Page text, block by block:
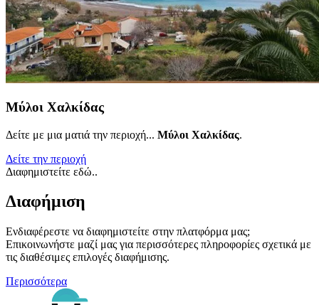
Μύλοι Χαλκίδας
Δείτε με μια ματιά την περιοχή... Μύλοι Χαλκίδας.
Δείτε την περιοχή
Διαφημιστείτε εδώ..
Διαφήμιση
Ενδιαφέρεστε να διαφημιστείτε στην πλατφόρμα μας;
Επικοινωνήστε μαζί μας για περισσότερες πληροφορίες σχετικά με
τις διαθέσιμες επιλογές διαφήμισης.
Περισσότερα